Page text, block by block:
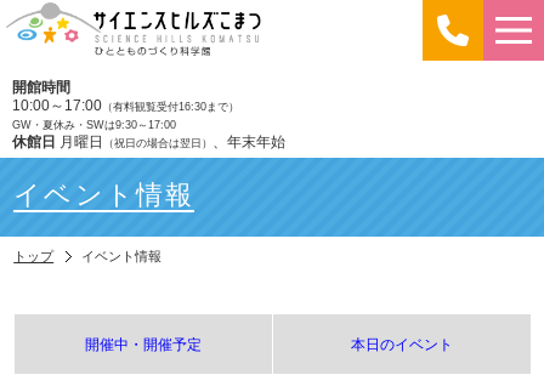
開館時間
10:00～17:00 （有料観覧受付16:30まで）
GW・夏休み・SWは9:30～17:00
休館日 月曜日 （祝日の場合は翌日） 、年末年始
イベント情報
トップ イベント情報
開催中・開催予定 本日のイベント